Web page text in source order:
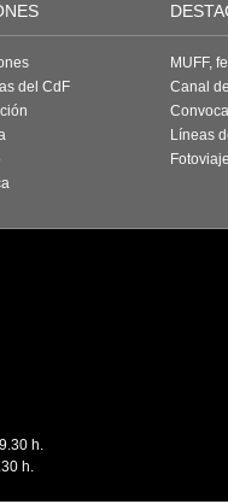
del CdF
MUFF,
Canal
Líneas
h.
h.